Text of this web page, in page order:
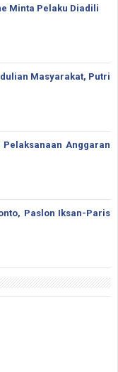
Minta Pelaku Diadili
Masyarakat, Putri
Anggaran
Paslon Iksan-Paris